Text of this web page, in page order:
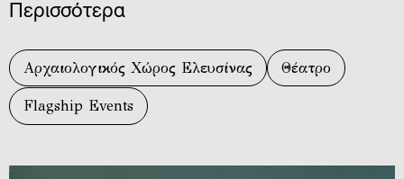
Περισσότερα
Αρχαιολογικός Χώρος Ελευσίνας Θέατρο
Flagship Events